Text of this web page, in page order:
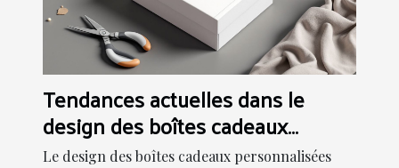
Tendances actuelles dans le
design des boîtes cadeaux
personnalisées
Le design des boîtes cadeaux personnalisées